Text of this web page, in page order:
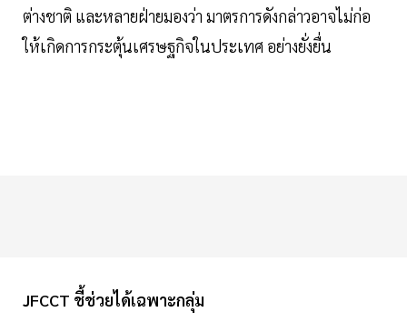
ต่างชาติ และหลายฝ่ายมองว่า มาตรการดังกล่าวอาจไม่ก่อ
ให้เกิดการกระตุ้นเศรษฐกิจในประเทศ อย่างยั่งยื่น
JFCCT ชี้ช่วยได้เฉพาะกลุ่ม